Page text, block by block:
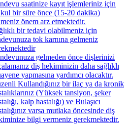
saatinize kayıt işlemleriniz için
bir süre önce (15-20 dakika)
önem arz etmektedir.
bir tedavi olabilmeniz için
tok karnına gelmeniz
gelmeden önce dişlerinizi
diş hekiminizin daha sağlıklı
yapmasına yardımcı olacaktır.
Kullandığınız bir ilaç ya da kronik
(Yüksek tansiyon, şeker
kalp hastalığı) ve Bulaşıcı
varsa mutlaka öncesinde diş
bilgi vermeniz gerekmektedir.